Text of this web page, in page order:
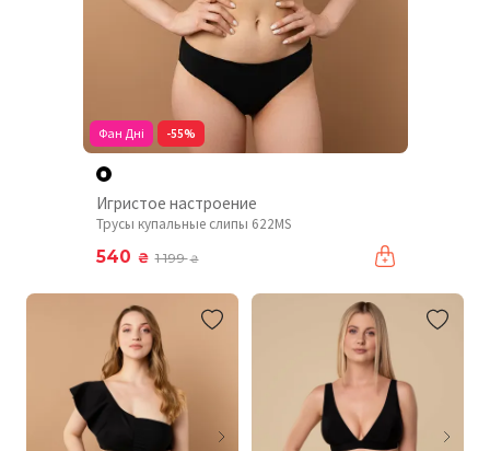
Фан Дні -55%
Игристое настроение
Трусы купальные слипы 622MS
540 ₴ 1 199₴